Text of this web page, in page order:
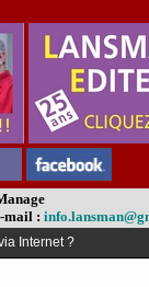
mail :
Internet ?